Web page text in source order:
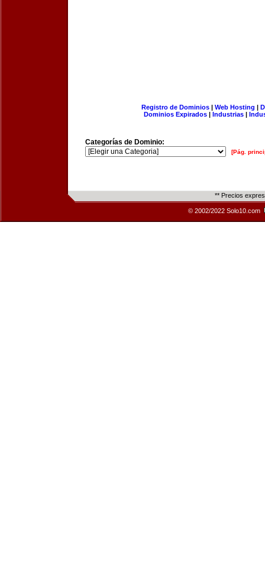
Registro de Dominios| Web Hosting |
Dominios Expirados | Industrias |
Categorías de Dominio:
[Pág.
** Precios
© 2002/2022 Solo10.com